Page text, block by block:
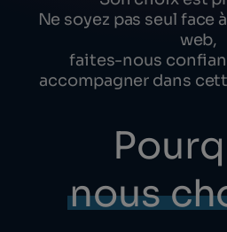
Ne soyez pas seul face
web,
faites-nous
accompagner dans
nous